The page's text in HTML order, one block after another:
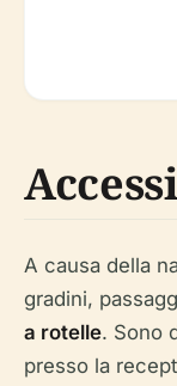
A causa della
gradini,
a rotelle. Sono
presso la